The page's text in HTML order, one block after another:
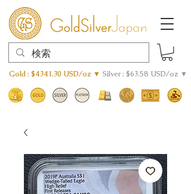
Gold : $4341.30 USD/oz ▼ Silver : $63.58 USD/oz ▼